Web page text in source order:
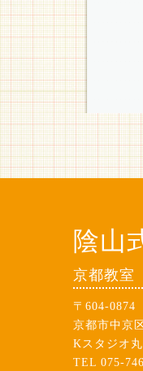
陰山
京都教室
〒604-0874
京都市中京
Kスタジオ
TEL 075-